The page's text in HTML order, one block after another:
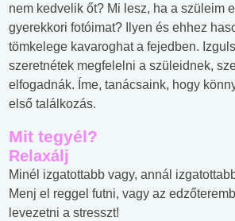
nem kedvelik őt? Mi lesz, ha a szüleim
gyerekkori fotóimat? Ilyen és ehhez
tömkelege kavaroghat a fejedben.
szeretnétek megfelelni a szüleidnek,
elfogadnák. Íme, tanácsaink, hogy
első találkozás.
Mit tegyél?
Relaxálj
Minél izgatottabb vagy, annál
Menj el reggel futni, vagy az
levezetni a stresszt!